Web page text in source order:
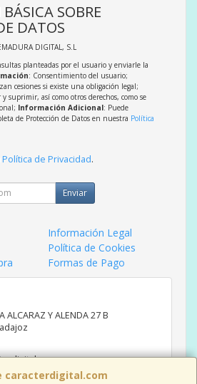
caracterdigital.com
SOBRE
DATOS
DIGITAL, S.L
planteadas por el usuario y enviarle la
: Consentimiento del usuario;
cesiones si existe una obligación legal;
y suprimir, así como otros derechos, como se
Información Adicional: Puede
de Protección de Datos en nuestra Política
Política de Privacidad.
Enviar
Información Legal
Política de Cookies
Formas de Pago
ALCARAZ Y ALENDA 27 B